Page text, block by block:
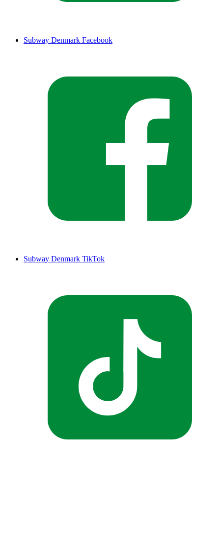
Subway Denmark Facebook
Subway Denmark TikTok